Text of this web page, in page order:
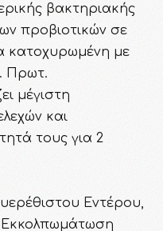
βακτηριακής
προβιοτικών σε
κατοχυρωμένη με
Πρωτ.
μέγιστη
και
τους για 2
Εντέρου,
Εκκολπωμάτωση